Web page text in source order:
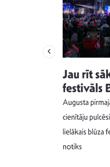
Jau rīt
festivāls
Augusta
cienītāju
lielākais blūza
notiks